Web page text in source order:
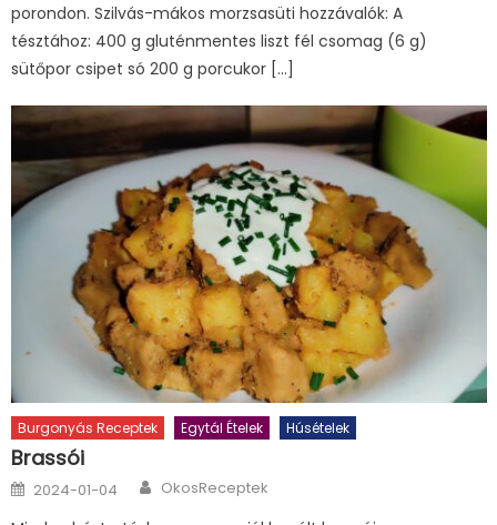
porondon. Szilvás-mákos morzsasüti hozzávalók: A
tésztához: 400 g gluténmentes liszt fél csomag (6 g)
sütőpor csipet só 200 g porcukor […]
Burgonyás Receptek Egytál Ételek Húsételek
Brassói
Posted
on
2024-01-04 Author
OkosReceptek